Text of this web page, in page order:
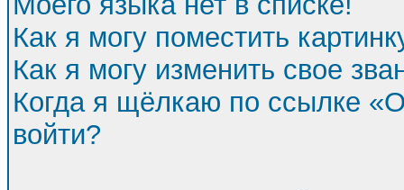
Как я могу поместить
Как я могу изменить свое
Когда я щёлкаю по ссылке
войти?